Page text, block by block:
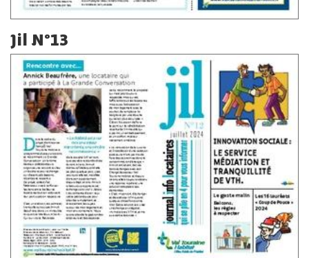
Jil N°13